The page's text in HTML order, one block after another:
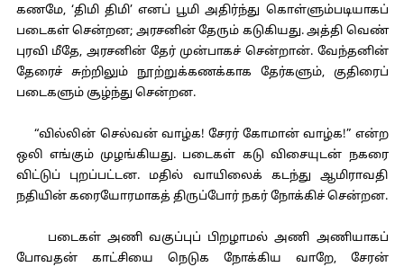
கணமே, ‘திமி திமி’ எனப் பூமி அதிர்ந்து கொள்ளும்படியாகப்
படைகள் சென்றன; அரசனின் தேரும் கடுகியது. அத்தி வெண்
புரவி மீதே, அரசனின் தேர் முன்பாகச் சென்றான். வேந்தனின்
தேரைச் சுற்றிலும் நூற்றுக்கணக்காக தேர்களும், குதிரைப்
படைகளும் சூழ்ந்து சென்றன.
“வில்லின் செல்வன் வாழ்க! சேரர் கோமான் வாழ்க!” என்ற
ஒலி எங்கும் முழங்கியது. படைகள் கடு விசையுடன் நகரை
விட்டுப் புறப்பட்டன. மதில் வாயிலைக் கடந்து ஆமிராவதி
நதியின் கரையோரமாகத் திருப்போர் நகர் நோக்கிச் சென்றன.
படைகள் அணி வகுப்புப் பிறழாமல் அணி அணியாகப்
போவதன் காட்சியை நெடுக நோக்கிய வாறே, சேரன்